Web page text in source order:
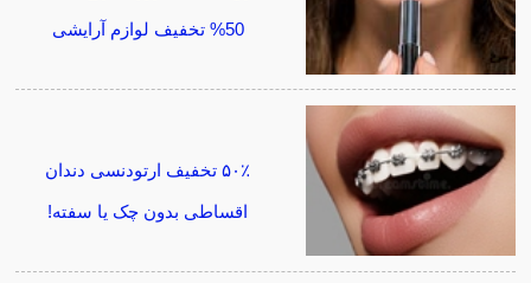
50% تخفیف لوازم آرایشی
۵۰٪ تخفیف ارتودنسی دندان
اقساطی بدون چک یا سفته!